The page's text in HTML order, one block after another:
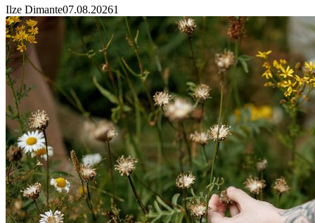
Ilze Dimante07.08.20261